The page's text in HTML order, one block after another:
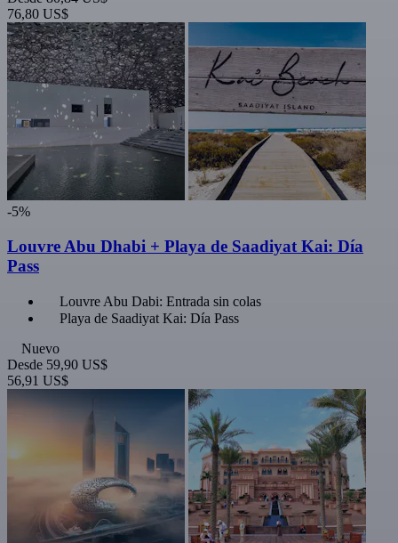
76,80 US$
-5%
Louvre Abu Dhabi + Playa de Saadiyat Kai: Día
Pass
Louvre Abu Dabi: Entrada sin colas
Playa de Saadiyat Kai: Día Pass
Nuevo
Desde 59,90 US$
56,91 US$